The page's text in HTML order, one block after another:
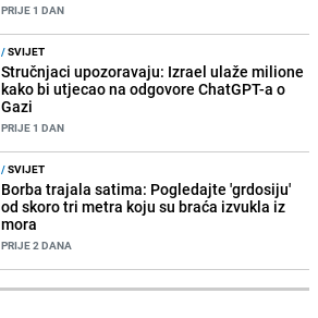
PRIJE 1 DAN
/SVIJET
Stručnjaci upozoravaju: Izrael ulaže milione
kako bi utjecao na odgovore ChatGPT-a o
Gazi
PRIJE 1 DAN
/SVIJET
Borba trajala satima: Pogledajte 'grdosiju'
od skoro tri metra koju su braća izvukla iz
mora
PRIJE 2 DANA